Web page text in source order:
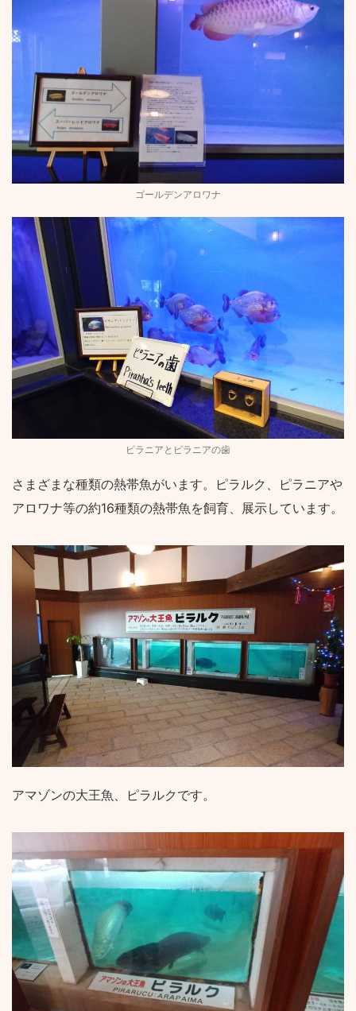
ゴールデンアロワナ
ピラニアとピラニアの歯
さまざまな種類の熱帯魚がいます。ピラルク、ピラニアや
アロワナ等の約16種類の熱帯魚を飼育、展示しています。
アマゾンの大王魚、ピラルクです。